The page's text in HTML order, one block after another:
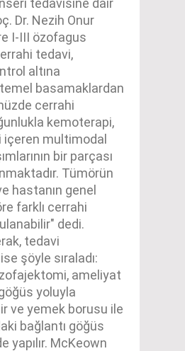
tedavisine dair
Dr. Nezih Onur
I-III özofagus
tedavi,
altına
temel basamaklardan
cerrahi
kemoterapi,
multimodal
bir parçası
Tümörün
hastanın genel
farklı cerrahi
dedi.
tedavi
şöyle sıraladı:
ameliyat
yoluyla
ve yemek borusu ile
bağlantı göğüs
yapılır. McKeown